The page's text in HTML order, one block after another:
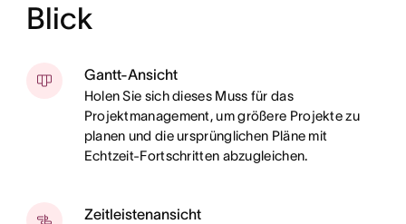
Blick
Gantt-Ansicht
Holen Sie sich dieses Muss für das
Projektmanagement, um größere Projekte zu
planen und die ursprünglichen Pläne mit
Echtzeit-Fortschritten abzugleichen.
Zeitleistenansicht